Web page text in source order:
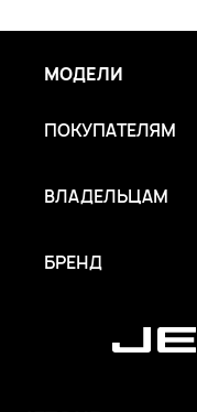
МОДЕЛИ
ПОКУПАТЕЛЯМ
ВЛАДЕЛЬЦАМ
БРЕНД